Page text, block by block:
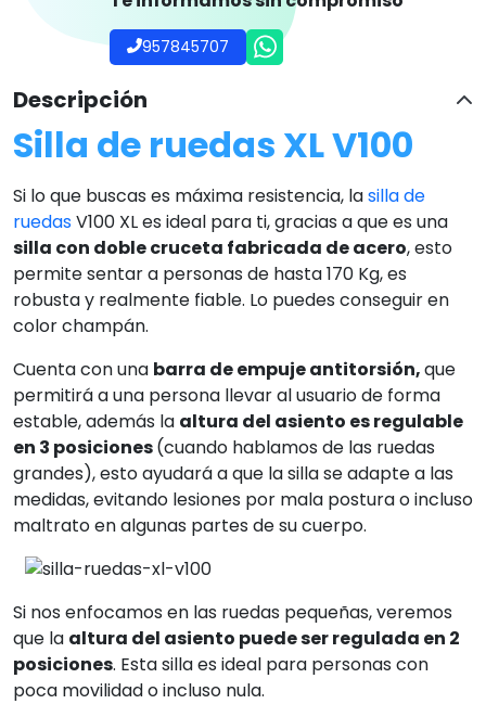
957845707
Descripción
Silla de ruedas XL V100
Si lo que buscas es máxima resistencia, lasilla de
ruedasV100 XL es ideal para ti, gracias a que es una
silla con doble cruceta fabricada de acero, esto
permite sentar a personas de hasta 170 Kg, es
robusta y realmente fiable. Lo puedes conseguir en
color champán.
Cuenta con una barra de empuje antitorsión,que
permitirá a una persona llevar al usuario de forma
estable, además la altura del asiento es regulable
en 3 posiciones(cuando hablamos de las ruedas
grandes), esto ayudará a que la silla se adapte a las
medidas, evitando lesiones por mala postura o incluso
maltrato en algunas partes de su cuerpo.
Si nos enfocamos en las ruedas pequeñas, veremos
que la altura del asiento puede ser regulada en 2
posiciones. Esta silla es ideal para personas con
poca movilidad o incluso nula.